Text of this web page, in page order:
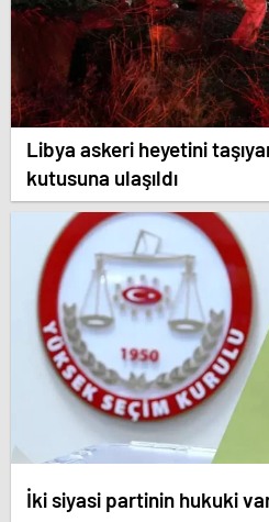
Libya askeri heyetini
kutusuna ulaşıldı
İki siyasi partinin hukuki